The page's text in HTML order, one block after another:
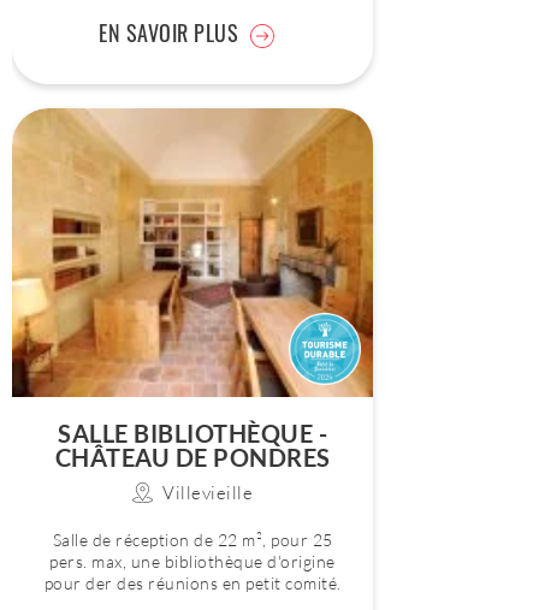
EN SAVOIR PLUS
SALLE BIBLIOTHÈQUE -
CHÂTEAU DE PONDRES
Villevieille
Salle de réception de 22 m², pour 25
pers. max, une bibliothèque d'origine
pour der des réunions en petit comité.